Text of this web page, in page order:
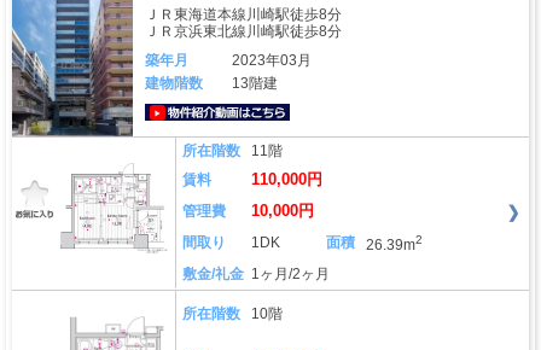
ＪＲ東海道本線川崎駅徒歩8分
ＪＲ京浜東北線川崎駅徒歩8分
築年月
2023年03月
建物階数
13階建
所在階数
11階
賃料
110,000円
管理費 10,000円
間取り 1DK 面積 26.39m2
敷金/礼金 1ヶ月/2ヶ月
所在階数 10階